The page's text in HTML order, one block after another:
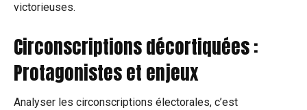
victorieuses.
Circonscriptions décortiquées :
Protagonistes et enjeux
Analyser les circonscriptions électorales, c’est